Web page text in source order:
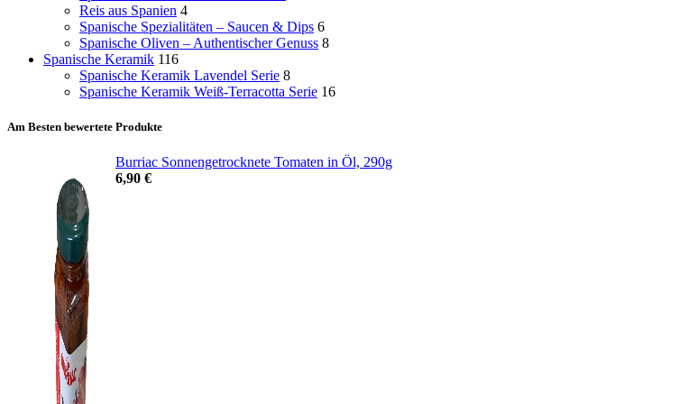
Reis aus Spanien 4
Spanische Spezialitäten – Saucen & Dips 6
Spanische Oliven – Authentischer Genuss 8
Spanische Keramik 116
Spanische Keramik Lavendel Serie 8
Spanische Keramik Weiß-Terracotta Serie 16
Am Besten bewertete Produkte
Burriac Sonnengetrocknete Tomaten in Öl, 290g
6,90 €